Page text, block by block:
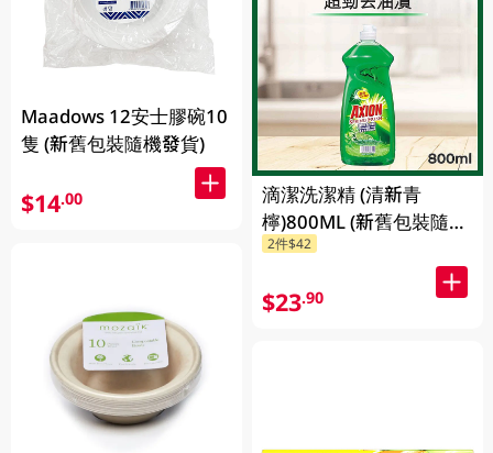
Maadows 12安士膠碗10
隻 (新舊包裝隨機發貨)
$14.00
滴潔洗潔精 (清新青
檸)800ML (新舊包裝隨機
發貨)
2件$42
$23.90